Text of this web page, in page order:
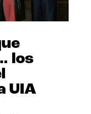
los
UIA